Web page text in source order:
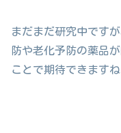
まだまだ研究中です
防や老化予防の薬品
ことで期待できますね